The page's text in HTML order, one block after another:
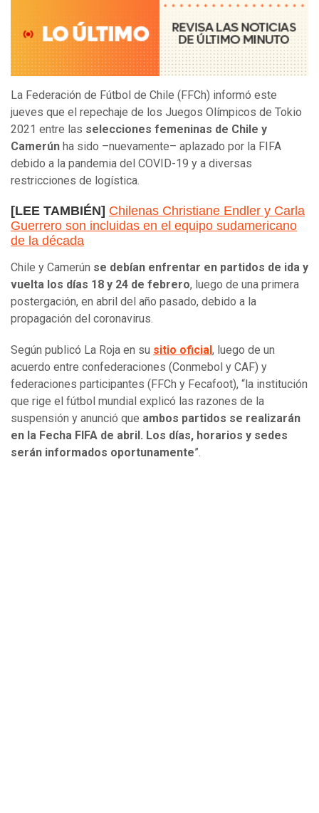
La Federación de Fútbol de Chile (FFCh) informó este
jueves que el repechaje de los Juegos Olímpicos de Tokio
2021 entre las selecciones femeninas de Chile y
Camerún ha sido –nuevamente– aplazado por la FIFA
debido a la pandemia del COVID-19 y a diversas
restricciones de logística.
[LEE TAMBIÉN] Chilenas Christiane Endler y Carla
Guerrero son incluidas en el equipo sudamericano
de la década
Chile y Camerún se debían enfrentar en partidos de ida y
vuelta los días 18 y 24 de febrero, luego de una primera
postergación, en abril del año pasado, debido a la
propagación del coronavirus.
Según publicó La Roja en su sitio oficial , luego de un
acuerdo entre confederaciones (Conmebol y CAF) y
federaciones participantes (FFCh y Fecafoot), “la institución
que rige el fútbol mundial explicó las razones de la
suspensión y anunció que ambos partidos se realizarán
en la Fecha FIFA de abril. Los días, horarios y sedes
serán informados oportunamente”.